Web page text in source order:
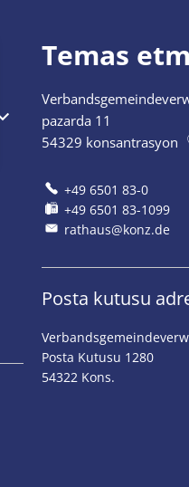
Temas
pazarda 11
54329 konsantrasyon
+49 6501 83-0
+49 6501 83-1099
rathaus@konz.de
Posta kutusu
Posta Kutusu 1280
54322 Kons.